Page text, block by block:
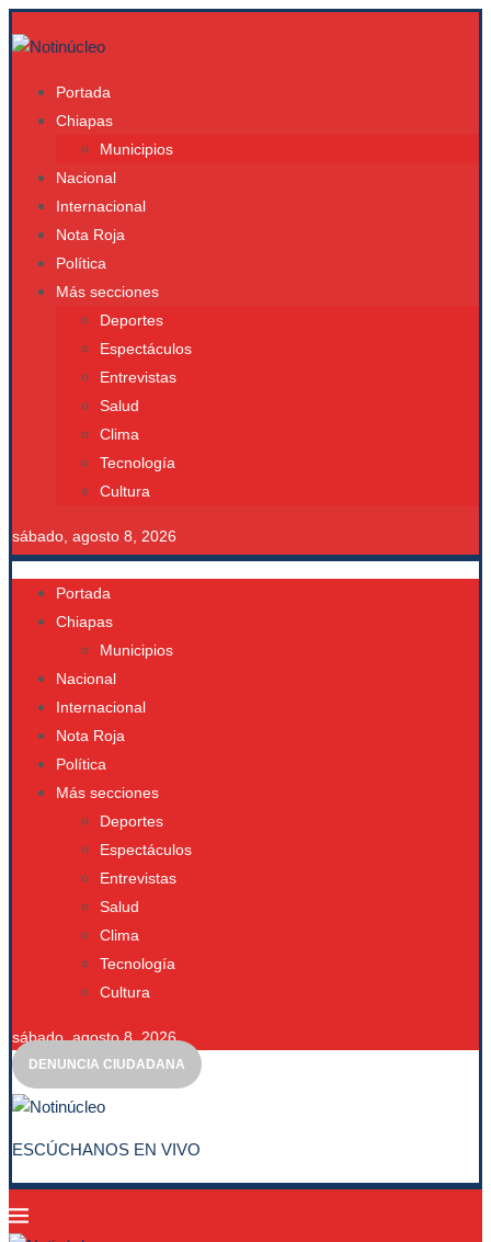
Portada
Chiapas
Municipios
Nacional
Internacional
Nota Roja
Política
Más secciones
Deportes
Espectáculos
Entrevistas
Salud
Clima
Tecnología
Cultura
sábado, agosto 8, 2026
Portada
Chiapas
Municipios
Nacional
Internacional
Nota Roja
Política
Más secciones
Deportes
Espectáculos
Entrevistas
Salud
Clima
Tecnología
Cultura
sábado, agosto 8, 2026
DENUNCIA CIUDADANA
ESCÚCHANOS EN VIVO